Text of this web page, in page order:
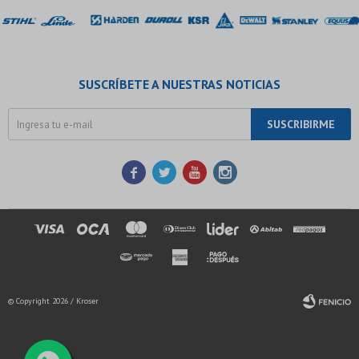
SUSCRÍBETE A NUESTRAS NOTICIAS
SUSCRIBIRME
   
© Copyright 2026 / Kroser